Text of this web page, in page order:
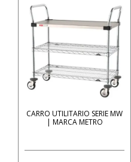
CARRO UTILITARIO SERIE MW
| MARCA METRO